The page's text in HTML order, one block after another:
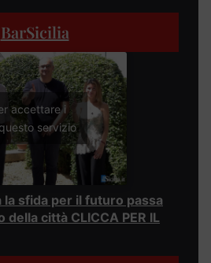
BarSicilia
accettare i
servizio
la sfida per il futuro passa
città CLICCA PER IL